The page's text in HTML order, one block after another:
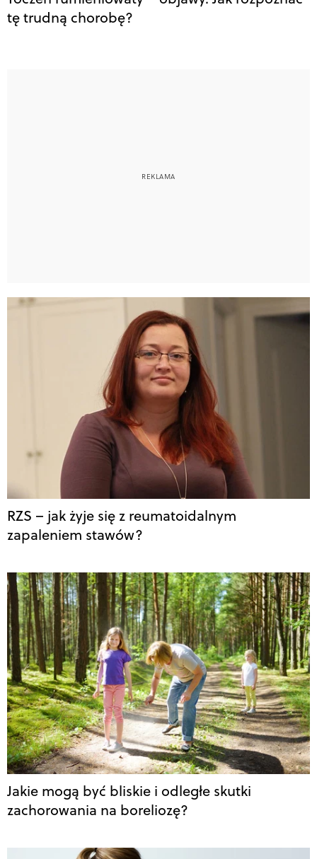
tę trudną chorobę?
RZS – jak żyje się z reumatoidalnym
zapaleniem stawów?
Jakie mogą być bliskie i odległe skutki
zachorowania na boreliozę?